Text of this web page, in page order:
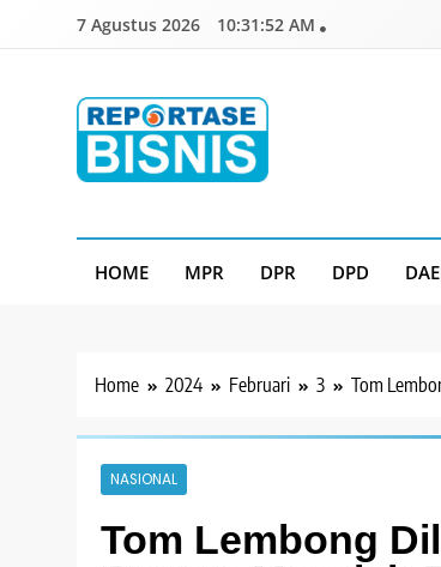
7 Agustus 2026 10:31:53 AM
HOME MPR DPR DPD
Home 2024 Februari 3 Tom
NASIONAL
Tom Lembong